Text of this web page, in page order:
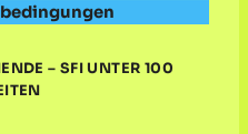
– SFI UNTER 100